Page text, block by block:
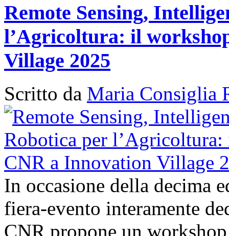
Remote Sensing,
l’Agricoltura: il
Village 2025
Scritto da Maria Consiglia
In occasione della decima
fiera-evento interamente
CNR propone un